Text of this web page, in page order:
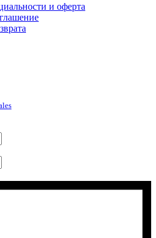
и оферта